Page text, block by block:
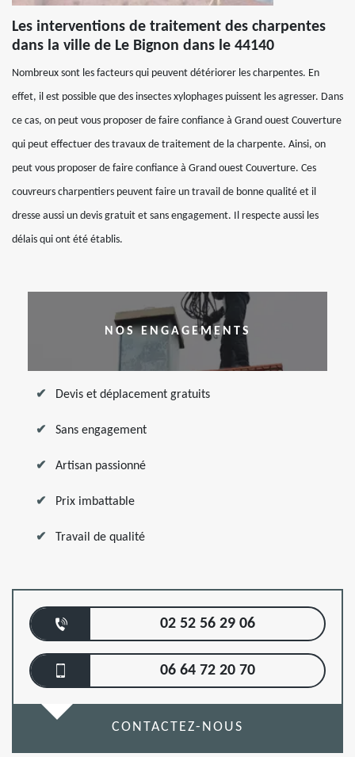
Les interventions de traitement des charpentes
dans la ville de Le Bignon dans le 44140
Nombreux sont les facteurs qui peuvent détériorer les charpentes. En
effet, il est possible que des insectes xylophages puissent les agresser. Dans
ce cas, on peut vous proposer de faire confiance à Grand ouest Couverture
qui peut effectuer des travaux de traitement de la charpente. Ainsi, on
peut vous proposer de faire confiance à Grand ouest Couverture. Ces
couvreurs charpentiers peuvent faire un travail de bonne qualité et il
dresse aussi un devis gratuit et sans engagement. Il respecte aussi les
délais qui ont été établis.
NOS ENGAGEMENTS
Devis et déplacement gratuits
Sans engagement
Artisan passionné
Prix imbattable
Travail de qualité
02 52 56 29 06
06 64 72 20 70
CONTACTEZ-NOUS